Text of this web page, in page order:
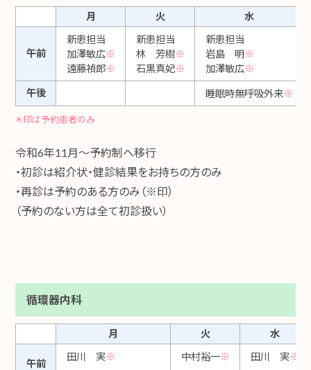
月 火 水
午前
新患担当
加澤敏広※
遠藤禎郎※
新患担当
林 芳樹※
石黒真妃※
新患担当
岩島 明※
加澤敏広※
午後 睡眠時無呼吸外来※
＊印は予約患者のみ
令和6年11月～予約制へ移行
・初診は紹介状・健診結果をお持ちの方のみ
・再診は予約のある方のみ（※印）
（予約のない方は全て初診扱い）
循環器内科
月 火 水
午前
田川 実※ 中村裕一※ 田川 実※